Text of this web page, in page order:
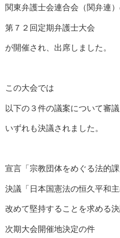
関東弁護士会連合会（関弁連
第７２回定期弁護士大会
が開催され、出席しました。
この大会では
以下の３件の議案について審議
いずれも決議されました。
宣言「宗教団体をめぐる法的
決議「日本国憲法の恒久平和
改めて堅持することを求める
次期大会開催地決定の件